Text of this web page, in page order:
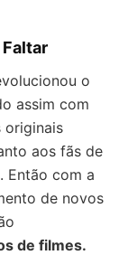
o
assim com
originais
aos fãs de
Então com a
de novos
de filmes.